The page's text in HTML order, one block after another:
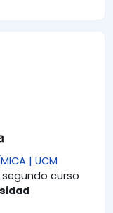
| UCM
| UCM
curso